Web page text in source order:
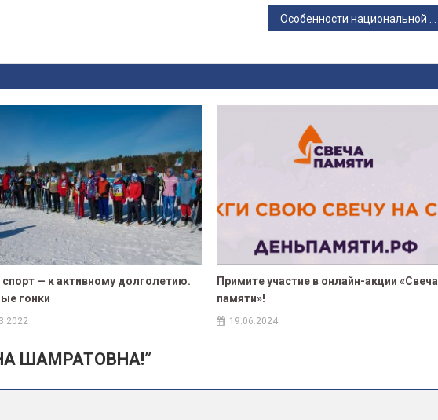
спорт — к активному долголетию.
гонки
Примите участие в онлайн-акции «Свеча
памяти»!
19.06.2024
ШАМРАТОВНА!”